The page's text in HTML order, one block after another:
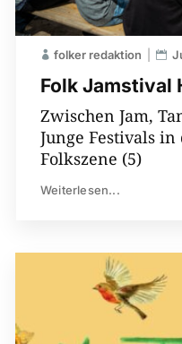
Folk Jamstival
folker redaktion
Zwischen Jam,
Junge Festivals
Folkszene (5)
Weiterlesen...